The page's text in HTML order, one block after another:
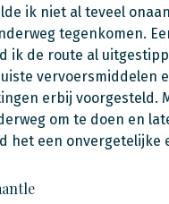
ik niet al teveel
tegenkomen.
ik de route al
vervoersmiddelen
erbij voorgesteld.
om te doen en
het een onvergetelijke